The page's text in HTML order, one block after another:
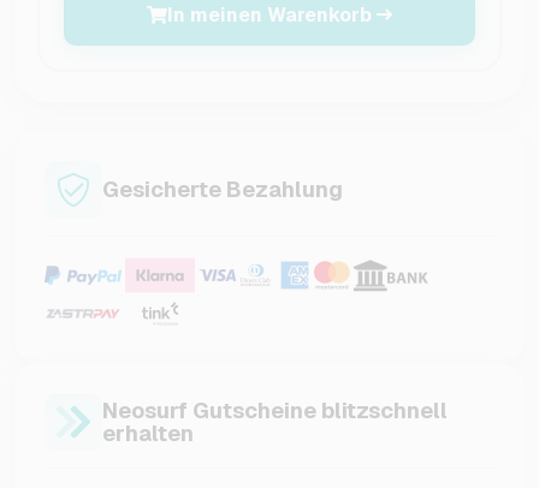
In meinen Warenkorb
Gesicherte Bezahlung
Neosurf Gutscheine blitzschnell
erhalten